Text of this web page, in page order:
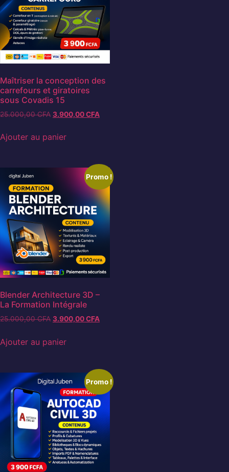
Maîtriser la conception des
carrefours et giratoires
sous Covadis 15
25.000,00CFA 3.900,00CFA
Ajouter au panier
Promo !
Blender Architecture 3D –
La Formation Intégrale
25.000,00CFA 3.900,00CFA
Ajouter au panier
Promo !